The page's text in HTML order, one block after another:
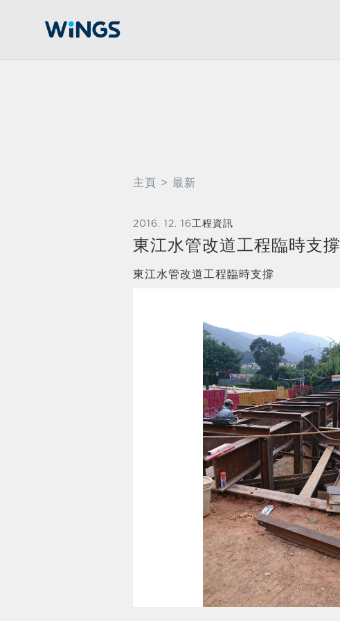
主頁 > 最新
2016. 12. 16工程資訊
東江水管改道工程臨時支撐
東江水管改道工程臨時支撐